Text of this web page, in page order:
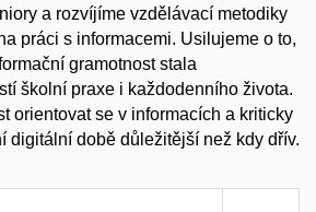
a rozvíjíme vzdělávací metodiky
práci s informacemi. Usilujeme o to,
gramotnost stala
školní praxe i každodenního života.
orientovat se v informacích a kriticky
digitální době důležitější než kdy dřív.